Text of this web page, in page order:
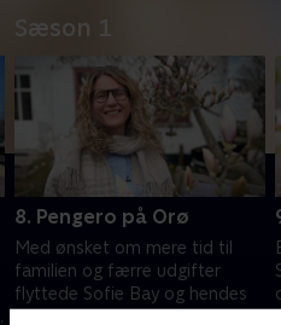
Sæson 1
8. Pengero på Orø
Med ønsket om mere tid til
familien og færre udgifter
flyttede Sofie Bay og hendes